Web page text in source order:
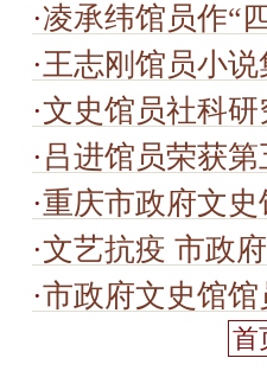
·凌承纬馆员作“
·王志刚馆员小
·文史馆员社科
· 吕进馆员荣获
·重庆市政府文史馆
·文艺抗疫 市政
·市政府文史馆
首